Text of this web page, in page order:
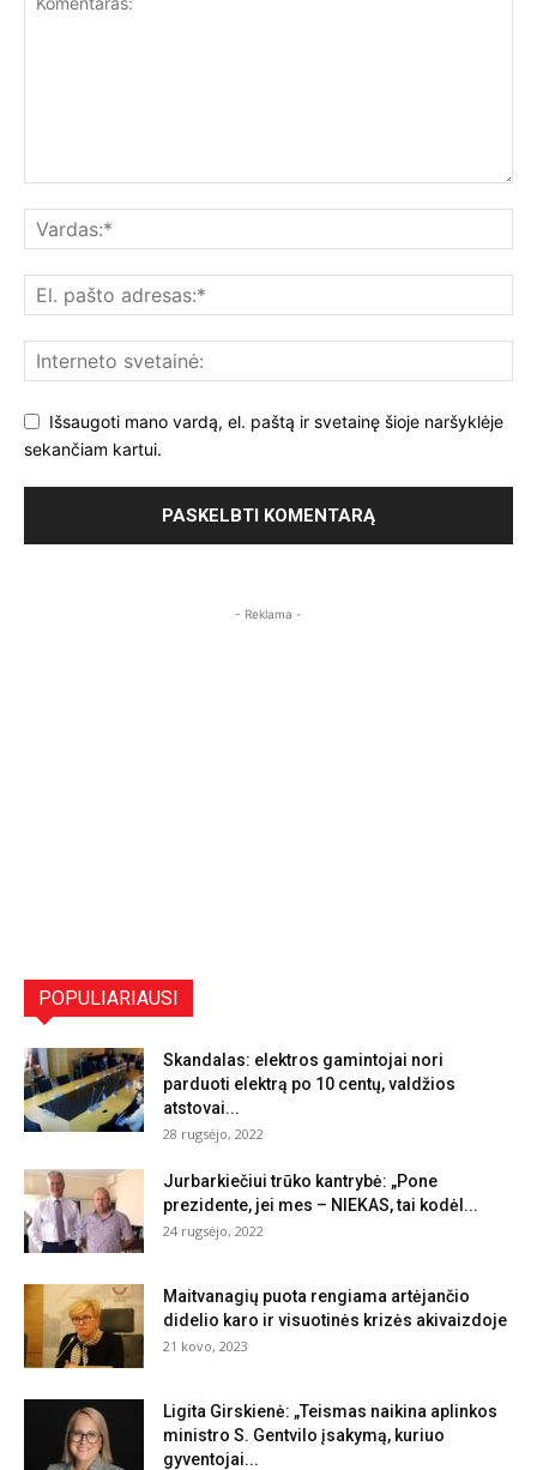
Išsaugoti mano vardą, el. paštą ir svetainę šioje naršyklėje
sekančiam kartui.
- Reklama -
POPULIARIAUSI
Skandalas: elektros gamintojai nori
parduoti elektrą po 10 centų, valdžios
atstovai...
28 rugsėjo, 2022
Jurbarkiečiui trūko kantrybė: „Pone
prezidente, jei mes – NIEKAS, tai kodėl...
24 rugsėjo, 2022
Maitvanagių puota rengiama artėjančio
didelio karo ir visuotinės krizės akivaizdoje
21 kovo, 2023
Ligita Girskienė: „Teismas naikina aplinkos
ministro S. Gentvilo įsakymą, kuriuo
gyventojai...